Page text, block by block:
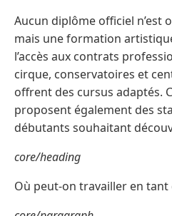
Aucun diplôme officiel n’est
mais une formation
l’accès aux contrats
cirque, conservatoires et
offrent des cursus adaptés.
proposent également des
débutants souhaitant
core/heading
Où peut-on travailler en tant